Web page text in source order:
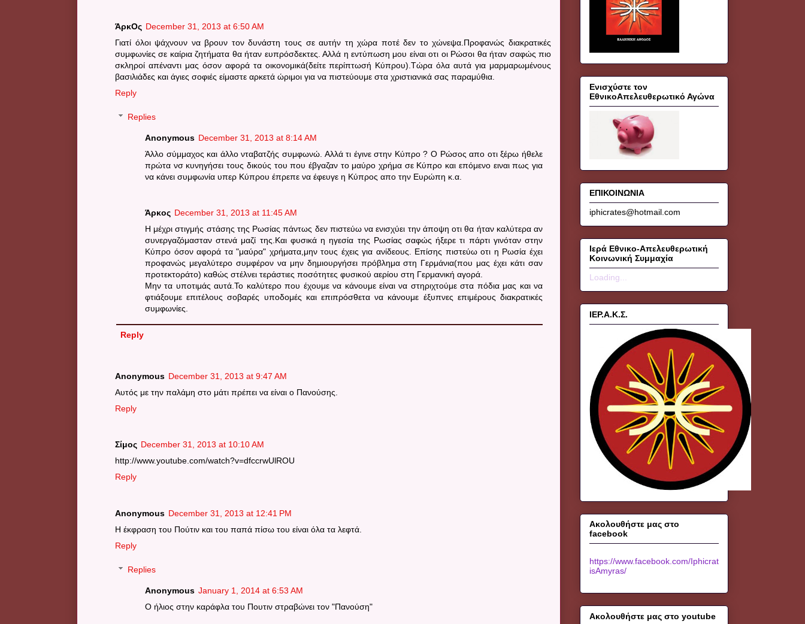
ΆρκΟς December 31, 2013 at 6:50 AM
Γιατί όλοι ψάχνουν να βρουν τον δυνάστη τους σε αυτήν τη χώρα ποτέ δεν το χώνεψα.Προφανώς διακρατικές
συμφωνίες σε καίρια ζητήματα θα ήταν ευπρόσδεκτες. Αλλά η εντύπωση μου είναι οτι οι Ρώσοι θα ήταν σαφώς πιο
σκληροί απέναντι μας όσον αφορά τα οικονομικά(δείτε περίπτωσή Κύπρου).Τώρα όλα αυτά για μαρμαρωμένους
βασιλιάδες και άγιες σοφιές είμαστε αρκετά ώριμοι για να πιστεύουμε στα χριστιανικά σας παραμύθια.
Reply
Replies
Anonymous December 31, 2013 at 8:14 AM
Άλλο σύμμαχος και άλλο νταβατζής συμφωνώ. Αλλά τι έγινε στην Κύπρο ? Ο Ρώσος απο οτι ξέρω ήθελε
πρώτα νσ κυνηγήσει τους δικούς του που έβγαζαν το μαύρο χρήμα σε Κύπρο και επόμενο ειναι πως για
να κάνει συμφωνία υπερ Κύπρου έπρεπε να έφευγε η Κύπρος απο την Ευρώπη κ.α.
Άρκος December 31, 2013 at 11:45 AM
Η μέχρι στιγμής στάσης της Ρωσίας πάντως δεν πιστεύω να ενισχύει την άποψη οτι θα ήταν καλύτερα αν
συνεργαζόμασταν στενά μαζί της.Και φυσικά η ηγεσία της Ρωσίας σαφώς ήξερε τι πάρτι γινόταν στην
Κύπρο όσον αφορά τα "μαύρα" χρήματα,μην τους έχεις για ανίδεους. Επίσης πιστεύω οτι η Ρωσία έχει
προφανώς μεγαλύτερο συμφέρον να μην δημιουργήσει πρόβλημα στη Γερμάνια(που μας έχει κάτι σαν
προτεκτοράτο) καθώς στέλνει τεράστιες ποσότητες φυσικού αερίου στη Γερμανική αγορά.
Μην τα υποτιμάς αυτά.Το καλύτερο που έχουμε να κάνουμε είναι να στηριχτούμε στα πόδια μας και να
φτιάξουμε επιτέλους σοβαρές υποδομές και επιπρόσθετα να κάνουμε έξυπνες επιμέρους διακρατικές
συμφωνίες.
Reply
Anonymous December 31, 2013 at 9:47 AM
Αυτός με την παλάμη στο μάτι πρέπει να είναι ο Πανούσης.
Reply
Σίμος December 31, 2013 at 10:10 AM
http://www.youtube.com/watch?v=dfccrwUlROU
Reply
Anonymous December 31, 2013 at 12:41 PM
Η έκφραση του Πούτιν και του παπά πίσω του είναι όλα τα λεφτά.
Reply
Replies
Anonymous January 1, 2014 at 6:53 AM
Ο ήλιος στην καράφλα του Πουτιν στραβώνει τον "Πανούση"
Ενισχύστε τον
ΕθνικοΑπελευθερωτικό Αγώνα
ΕΠΙΚΟΙΝΩΝΙΑ
iphicrates@hotmail.com
Ιερά Εθνικο-Απελευθερωτική
Κοινωνική Συμμαχία
Loading...
ΙΕΡ.Α.Κ.Σ.
Ακολουθήστε μας στο
facebook
https://www.facebook.com/Iphicrat
isAmyras/
Ακολουθήστε μας στο youtube